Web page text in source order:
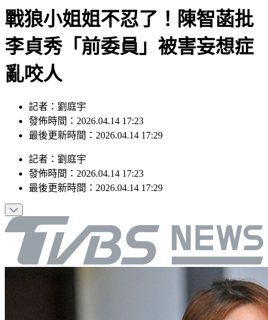
戰狼小姐姐不忍了！陳智菡批
李貞秀「前委員」被害妄想症
亂咬人
發佈時間：2026.04.14 17:23
最後更新時間：2026.04.14 17:29
發佈時間：2026.04.14 17:23
最後更新時間：2026.04.14 17:29